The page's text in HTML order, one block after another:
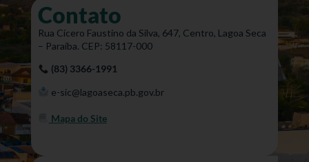
Contato
Rua Cícero Faustino da Silva, 647, Centro, Lagoa Seca
– Paraíba. CEP: 58117-000
(83) 3366-1991
e-sic@lagoaseca.pb.gov.br
Mapa do Site